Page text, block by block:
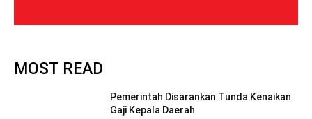
MOST READ
Pemerintah Disarankan Tunda Kenaikan
Gaji Kepala Daerah